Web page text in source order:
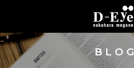
BLOG